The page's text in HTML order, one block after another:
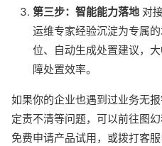
第三步：智能能力落地 对
运维专家经验沉淀为专属
位、自动生成处置建议，
障处置效率。
如果你的企业也遇到过业务无
定责不清等问题，可以前往图
免费申请产品试用，或拨打客